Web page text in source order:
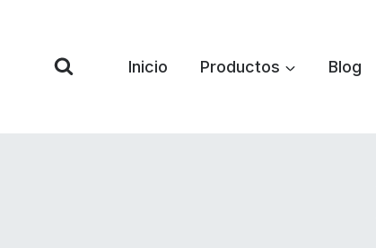
Contenido
Inicio Productos Blog